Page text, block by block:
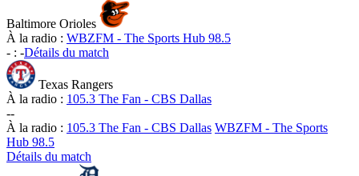
Baltimore Orioles
À la radio : WBZFM - The Sports Hub 98.5
- : -Détails du match
Texas Rangers
À la radio : 105.3 The Fan - CBS Dallas
--
À la radio : 105.3 The Fan - CBS Dallas WBZFM - The Sports
Hub 98.5
Détails du match